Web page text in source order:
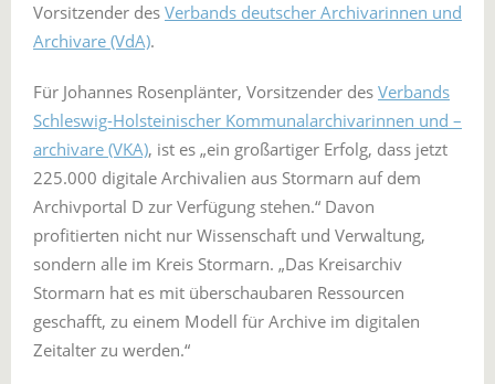
Vorsitzender des Verbands deutscher Archivarinnen und
Archivare (VdA).
Für Johannes Rosenplänter, Vorsitzender des Verbands
Schleswig-Holsteinischer Kommunalarchivarinnen und –
archivare (VKA), ist es „ein großartiger Erfolg, dass jetzt
225.000 digitale Archivalien aus Stormarn auf dem
Archivportal D zur Verfügung stehen.“ Davon
profitierten nicht nur Wissenschaft und Verwaltung,
sondern alle im Kreis Stormarn. „Das Kreisarchiv
Stormarn hat es mit überschaubaren Ressourcen
geschafft, zu einem Modell für Archive im digitalen
Zeitalter zu werden.“